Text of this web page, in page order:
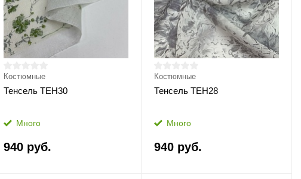
Костюмные
Тенсель ТЕН30
Много
940 руб.
Костюмные
Тенсель ТЕН28
Много
940 руб.